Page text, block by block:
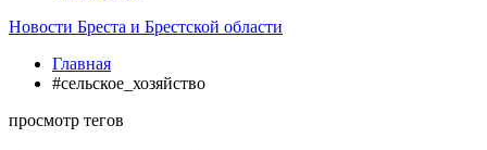
Новости Бреста и Брестской области
Главная
#сельское_хозяйство
просмотр тегов